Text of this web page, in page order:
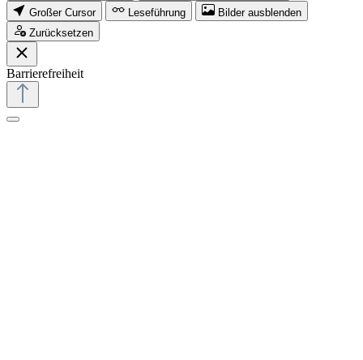
Großer Cursor
Leseführung
Bilder ausblenden
Zurücksetzen
Barrierefreiheit